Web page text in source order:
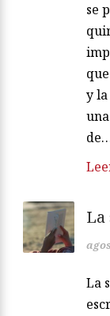
se
y
La
La